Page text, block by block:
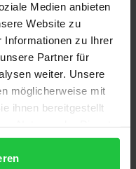
Medien anbieten
Website zu
Informationen zu Ihrer
Partner für
weiter. Unsere
möglicherweise mit
ihnen bereitgestellt
der
dar. Trotzdem
im Verlaufe
Staatsbildung zu
und führte zu
und
die Verhandlungen,